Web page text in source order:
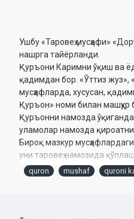
Ушбу «Таровеҳ мусҳафи»
нашрга тайёрланди.
Қуръони Каримни ўқиш ва
қадимдан бор. «Ўттиз жуз»,
мусҳафларда, хусусан,
Қуръон» номи билан машҳур
Қуръонни намозда
уламолар намозда
Бироқ мазкур
уни таровеҳ намозида
бермай, намоздаги
quron mushaf quroni